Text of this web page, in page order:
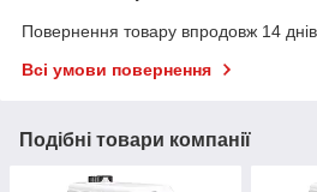
Повернення товару впродовж 14
Всі умови повернення
Подібні товари компанії